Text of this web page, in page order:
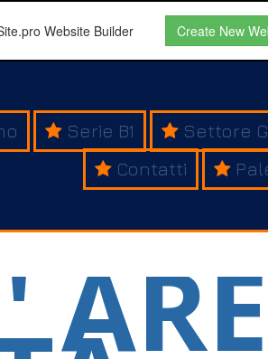
Website Builder Create New
Serie B1 Settore
Contatti